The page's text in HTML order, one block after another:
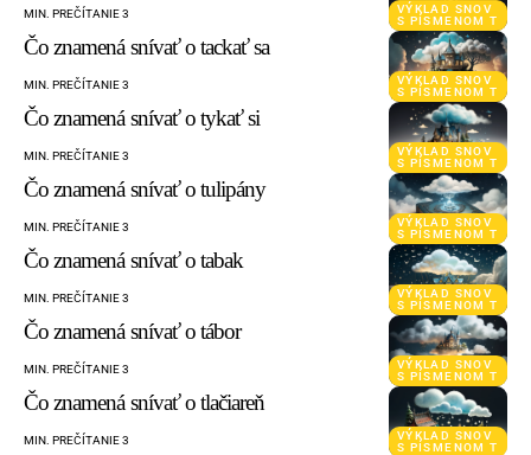
VÝKLAD SNOV
S PÍSMENOM T
MIN. PREČÍTANIE 3
VÝKLAD SNOV
S PÍSMENOM T
Čo znamená snívať o tackať sa
MIN. PREČÍTANIE 3
VÝKLAD SNOV
S PÍSMENOM T
Čo znamená snívať o tykať si
MIN. PREČÍTANIE 3
VÝKLAD SNOV
S PÍSMENOM T
Čo znamená snívať o tulipány
MIN. PREČÍTANIE 3
VÝKLAD SNOV
S PÍSMENOM T
Čo znamená snívať o tabak
MIN. PREČÍTANIE 3
VÝKLAD SNOV
S PÍSMENOM T
Čo znamená snívať o tábor
MIN. PREČÍTANIE 3
VÝKLAD SNOV
S PÍSMENOM T
Čo znamená snívať o tlačiareň
MIN. PREČÍTANIE 3